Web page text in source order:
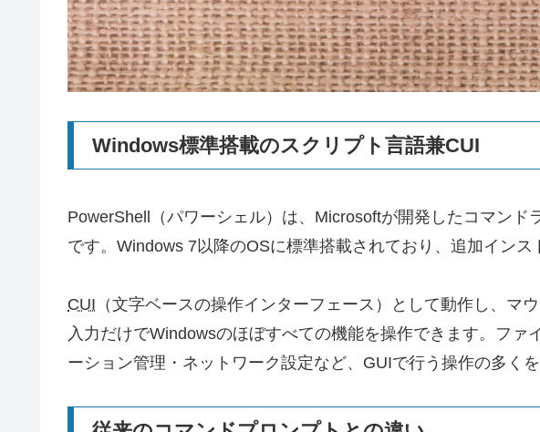
Windows標準搭載のスクリプト言語兼CUI
PowerShell（パワーシェル）は、Microsoftが開発したコマンド
です。Windows 7以降のOSに標準搭載されており、追加インス
CUI （文字ベースの操作インターフェース）として動作し、マ
入力だけでWindowsのほぼすべての機能を操作できます。ファ
ーション管理・ネットワーク設定など、GUIで行う操作の多く